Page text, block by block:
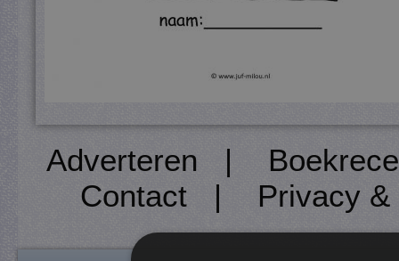
Adverteren |
Contact| Privacy